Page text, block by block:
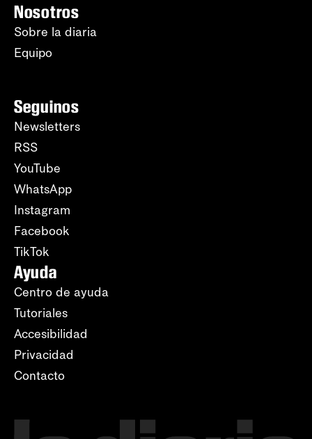
Nosotros
Sobre la diaria
Equipo
Seguinos
Newsletters
RSS
YouTube
WhatsApp
Instagram
Facebook
TikTok
Ayuda
Centro de ayuda
Tutoriales
Accesibilidad
Privacidad
Contacto